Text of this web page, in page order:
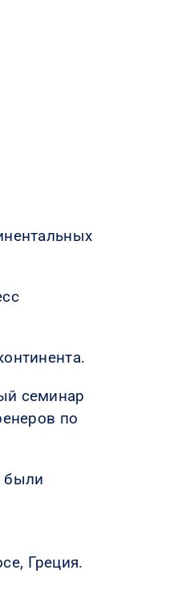
семинар
по
были
Греция.